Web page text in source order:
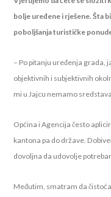
bolje uređene i rješene. Šta
poboljšanja turističke
– Po pitanju uređenja grada,
objektivnih i subjektivnih
mi u Jajcu nemamo
Općina i Agencija često
kantona pa do države.
dovoljna da udovolje
Međutim, smatram da